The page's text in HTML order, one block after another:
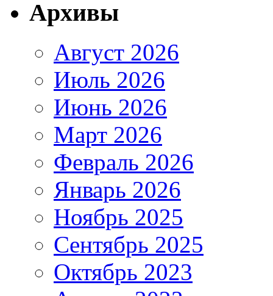
Архивы
Август 2026
Июль 2026
Июнь 2026
Март 2026
Февраль 2026
Январь 2026
Ноябрь 2025
Сентябрь 2025
Октябрь 2023